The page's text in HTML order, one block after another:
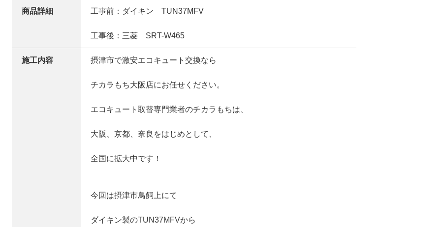
商品詳細 工事前：ダイキン TUN37MFV
工事後：三菱 SRT-W465
施工内容 摂津市で激安エコキュート交換なら
チカラもち大阪店にお任せください。
エコキュート取替専門業者のチカラもちは、
大阪、京都、奈良をはじめとして、
全国に拡大中です！
今回は摂津市鳥飼上にて
ダイキン製のTUN37MFVから